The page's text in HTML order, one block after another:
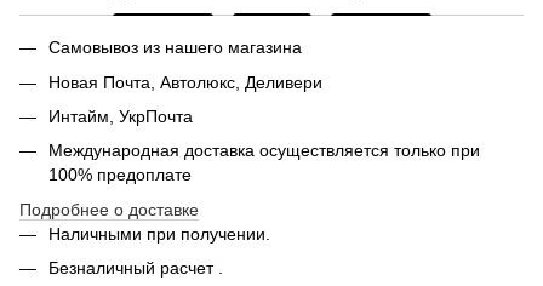
Самовывоз из нашего магазина
Новая Почта, Автолюкс, Деливери
Интайм, УкрПочта
Международная доставка осуществляется только при
100% предоплате
Подробнее о доставке
Наличными при получении.
Безналичный расчет .